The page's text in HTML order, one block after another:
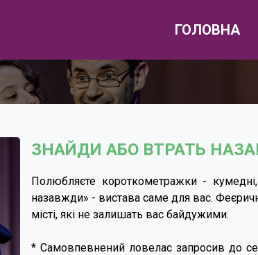
ГОЛОВНА
ЗНАЙДИ АБО ВТРАТЬ
Полюбляєте короткометражки -
назавжди» - вистава саме для вас.
місті, які не залишать вас байдужими.
* Самовпевнений ловелас запросив до